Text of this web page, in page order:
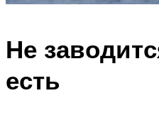
Не
есть